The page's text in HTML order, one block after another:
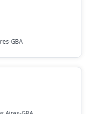
GBA